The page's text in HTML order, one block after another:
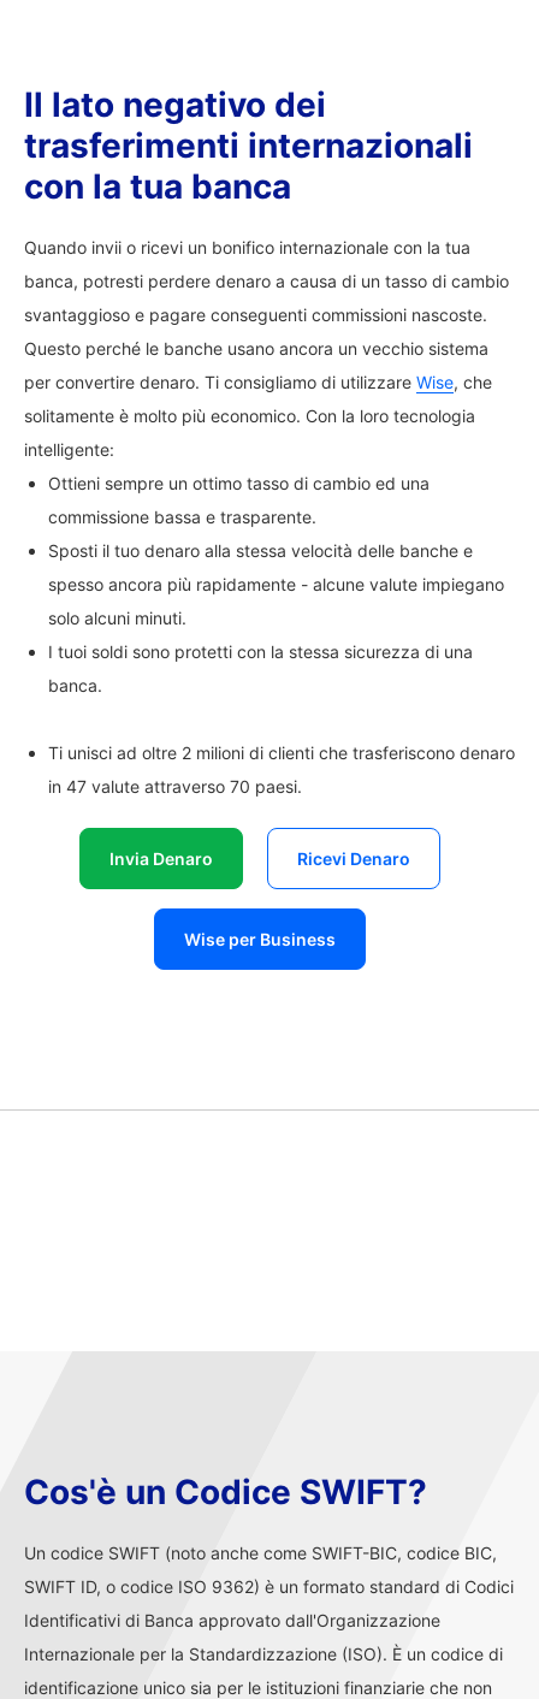
Il lato negativo dei
trasferimenti internazionali
con la tua banca
Quando invii o ricevi un bonifico internazionale con la tua
banca, potresti perdere denaro a causa di un tasso di cambio
svantaggioso e pagare conseguenti commissioni nascoste.
Questo perché le banche usano ancora un vecchio sistema
per convertire denaro. Ti consigliamo di utilizzare Wise, che
solitamente è molto più economico. Con la loro tecnologia
intelligente:
Ottieni sempre un ottimo tasso di cambio ed una
commissione bassa e trasparente.
Sposti il tuo denaro alla stessa velocità delle banche e
spesso ancora più rapidamente - alcune valute impiegano
solo alcuni minuti.
I tuoi soldi sono protetti con la stessa sicurezza di una
banca.
Ti unisci ad oltre 2 milioni di clienti che trasferiscono denaro
in 47 valute attraverso 70 paesi.
Invia Denaro Ricevi Denaro
Wise per Business
Cos'è un Codice SWIFT?
Un codice SWIFT (noto anche come SWIFT-BIC, codice BIC,
SWIFT ID, o codice ISO 9362) è un formato standard di Codici
Identificativi di Banca approvato dall'Organizzazione
Internazionale per la Standardizzazione (ISO). È un codice di
identificazione unico sia per le istituzioni finanziarie che non